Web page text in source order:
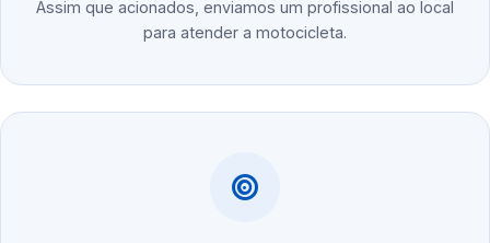
Assim que acionados, enviamos um profissional ao local
para atender a motocicleta.